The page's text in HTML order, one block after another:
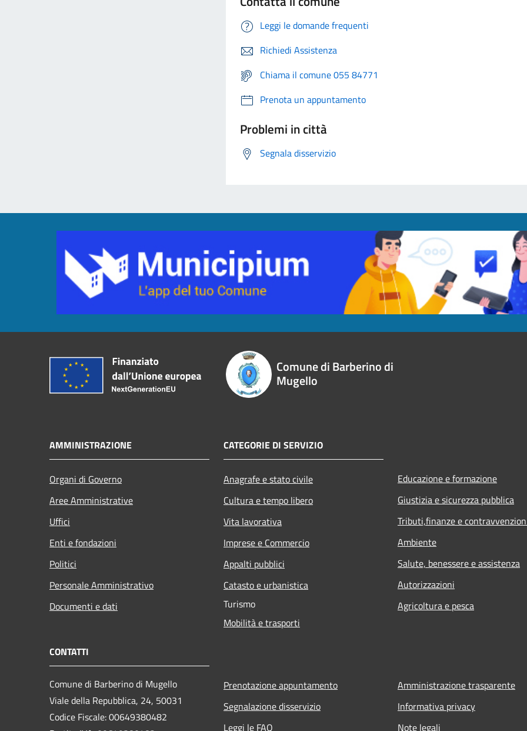
Leggi le domande frequenti
Richiedi Assistenza
Chiama il comune 055 84771
Prenota un appuntamento
Problemi in città
Segnala disservizio
Comune di Barberino di
Mugello
AMMINISTRAZIONE
Organi di Governo
Aree Amministrative
Uffici
Enti e fondazioni
Politici
Personale Amministrativo
Documenti e dati
CATEGORIE DI SERVIZIO
Anagrafe e stato civile
Cultura e tempo libero
Vita lavorativa
Imprese e Commercio
Appalti pubblici
Catasto e urbanistica
Turismo
Mobilità e trasporti
Educazione e formazione
Giustizia e sicurezza pubblica
Tributi,finanze e
Ambiente
Salute, benessere e assistenza
Autorizzazioni
Agricoltura e pesca
CONTATTI
Comune di Barberino di Mugello
Viale della Repubblica, 24, 50031
Codice Fiscale: 00649380482
Prenotazione appuntamento
Segnalazione disservizio
Leggi le FAQ
Amministrazione trasparente
Informativa privacy
Note legali